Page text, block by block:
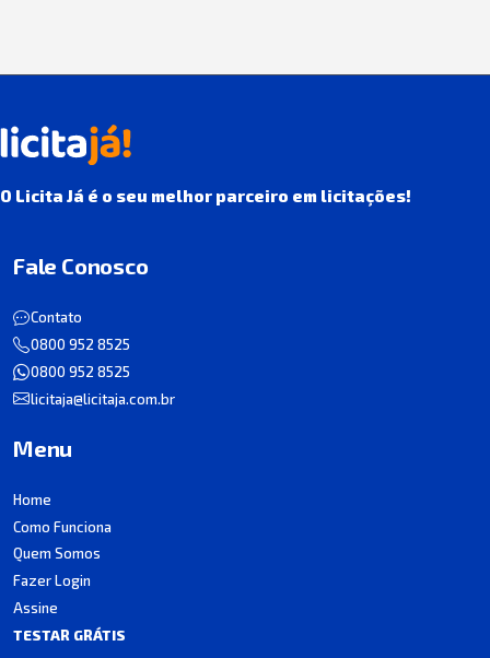
O Licita Já é o seu melhor parceiro em licitações!
Fale Conosco
Contato
0800 952 8525
0800 952 8525
licitaja@licitaja.com.br
Menu
Home
Como Funciona
Quem Somos
Fazer Login
Assine
TESTAR GRÁTIS